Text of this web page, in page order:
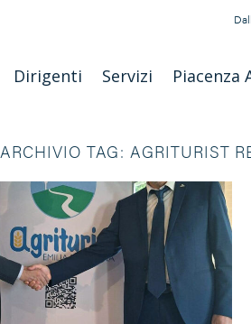
Dirigenti Servizi Piacenza
ARCHIVIO TAG: AGRITURIST